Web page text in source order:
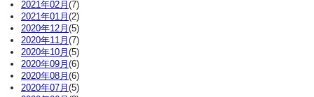
2021年02月 (7)
2021年01月 (2)
2020年12月 (5)
2020年11月 (7)
2020年10月 (5)
2020年09月 (6)
2020年08月 (6)
2020年07月 (5)